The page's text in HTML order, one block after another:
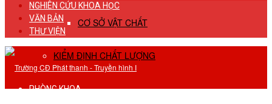
CƠ SỞ VẬT CHẤT
KIỂM ĐỊNH CHẤT LƯỢNG
PHÒNG KHOA
NGHIÊN CỨU KHOA HỌC
VĂN BẢN
THƯ VIỆN